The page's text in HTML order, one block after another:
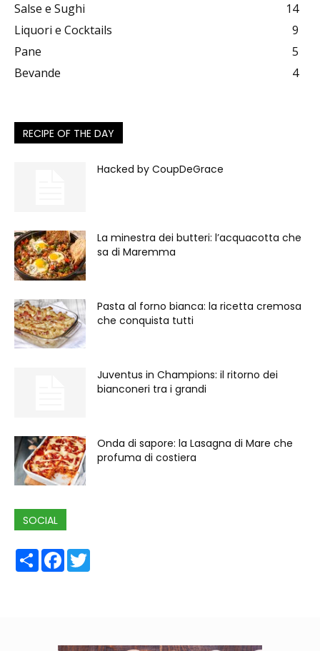
Salse e Sughi
14
Liquori e Cocktails
9
Pane
5
Bevande
4
RECIPE OF THE DAY
Hacked by CoupDeGrace
La minestra dei butteri: l’acquacotta che
sa di Maremma
Pasta al forno bianca: la ricetta cremosa
che conquista tutti
Juventus in Champions: il ritorno dei
bianconeri tra i grandi
Onda di sapore: la Lasagna di Mare che
profuma di costiera
SOCIAL
ShareFacebook